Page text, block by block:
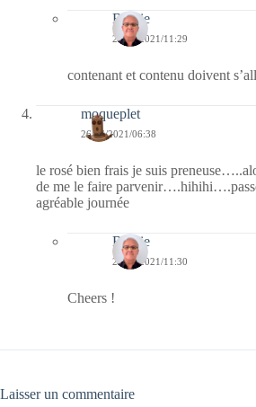
Bernie
26/06/2021/11:29
contenant et contenu doivent
moqueplet
26/06/2021/06:38
le rosé bien frais je suis
de me le faire
agréable journée
Bernie
26/06/2021/11:30
Cheers !
Laisser un commentaire